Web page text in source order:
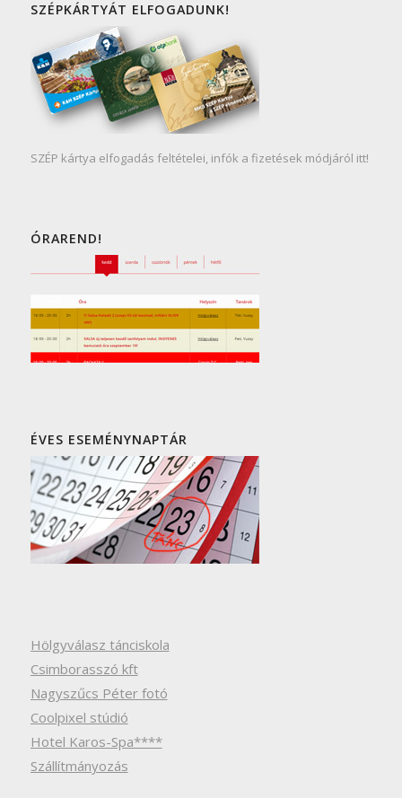
SZÉPKÁRTYÁT ELFOGADUNK!
SZÉP kártya elfogadás feltételei, infók a fizetések módjáról itt!
ÓRAREND!
ÉVES ESEMÉNYNAPTÁR
Hölgyválasz tánciskola
Csimborasszó kft
Nagyszűcs Péter fotó
Coolpixel stúdió
Hotel Karos-Spa****
Szállítmányozás